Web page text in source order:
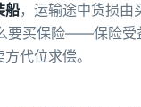
船，运输途中货损由
要买保险——保险受
代位求偿。